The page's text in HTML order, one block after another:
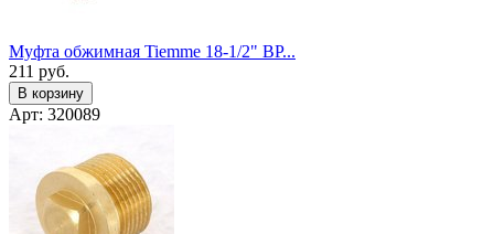
Муфта обжимная Tiemme 18-1/2" ВР...
211 руб.
В корзину
Арт: 320089